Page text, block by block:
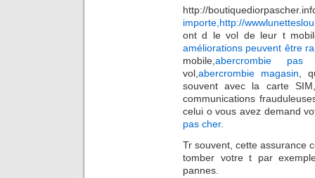
http://
importe,http://
ont d le vol de leur t
améliorations peuvent être
mobile, abercrombie pas
vol, abercrombie magasin ,
souvent avec la carte SIM,
communications
celui o vous avez demand
pas cher.
Tr souvent, cette assurance
tomber votre t par
pannes.